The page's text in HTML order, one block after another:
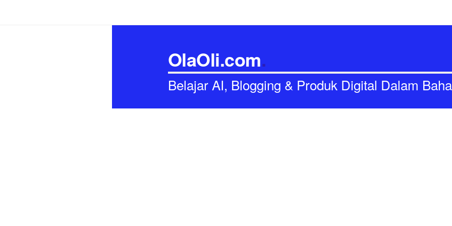
OlaOli.com.
Belajar AI, Blogging & Produk Digital Dalam